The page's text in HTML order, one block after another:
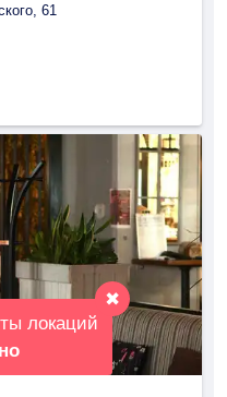
61
локаций
✖